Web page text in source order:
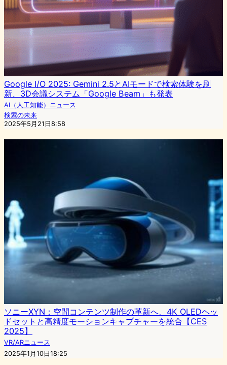
Google I/O 2025: Gemini 2.5とAIモードで検索体験を刷
新、3D会議システム「Google Beam」も発表
AI（人工知能）ニュース
検索の未来
2025年5月21日8:58
ソニーXYN：空間コンテンツ制作の革新へ、4K OLEDヘッ
ドセットと高精度モーションキャプチャーを統合【CES
2025】
VR/ARニュース
2025年1月10日18:25